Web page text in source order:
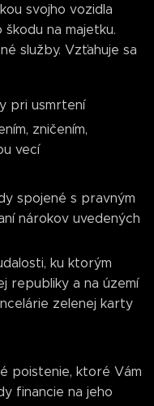
svojho vozidla
na majetku.
služby. Vzťahuje sa
pri usmrtení
zničením,
vecí
spojené s pravným
nárokov uvedených
ku ktorým
republiky a na území
zelenej karty
poistenie, ktoré Vám
financie na jeho